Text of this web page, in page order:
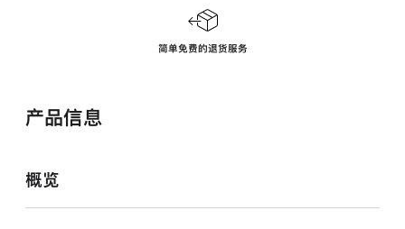
简单免费的退货服务
产品信息
概览